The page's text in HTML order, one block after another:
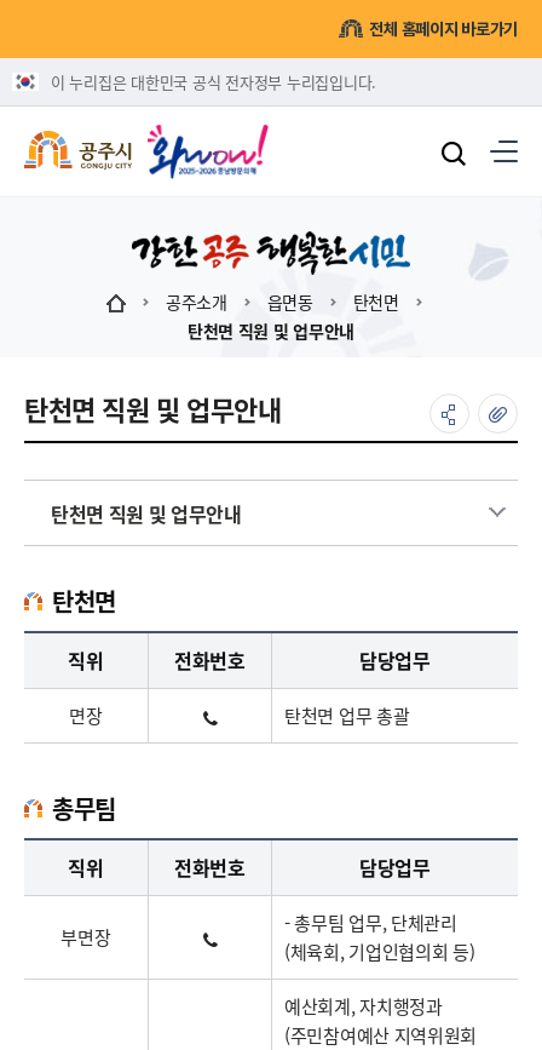
전체 홈페이지 바로가기
이 누리집은 대한민국 공식 전자정부 누리집입니다.
공주소개 읍면동
탄천면
탄천면 직원 및 업무안내
탄천면 직원 및 업무안내
탄천면 직원 및 업무안내
탄천면
탄천면업무담당자의 정보로 직급, 전화번호, 담당업무를 안내하고 있습니다
직위 전화번호 담당업무
면장 탄천면 업무 총괄
총무팀
총무팀업무담당자의 정보로 직급, 전화번호, 담당업무를 안내하고 있습니다
직위 전화번호 담당업무
부면장
- 총무팀 업무, 단체관리
(체육회, 기업인협의회 등)
예산회계, 자치행정과
(주민참여예산 지역위원회